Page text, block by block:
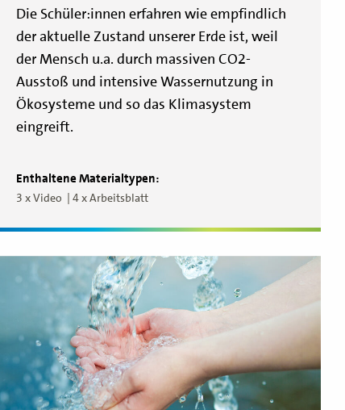
Die Schüler:innen erfahren wie empfindlich
der aktuelle Zustand unserer Erde ist, weil
der Mensch u.a. durch massiven CO2-
Ausstoß und intensive Wassernutzung in
Ökosysteme und so das Klimasystem
eingreift.
Enthaltene Materialtypen:
3 x Video 4 x Arbeitsblatt